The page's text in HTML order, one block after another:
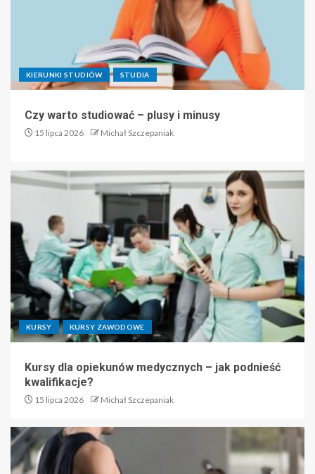
KIERUNKI STUDIÓW STUDIA
Czy warto studiować – plusy i minusy
15 lipca 2026 Michał Szczepaniak
KURSY KURSY ZAWODOWE
Kursy dla opiekunów medycznych – jak podnieść
kwalifikacje?
15 lipca 2026 Michał Szczepaniak